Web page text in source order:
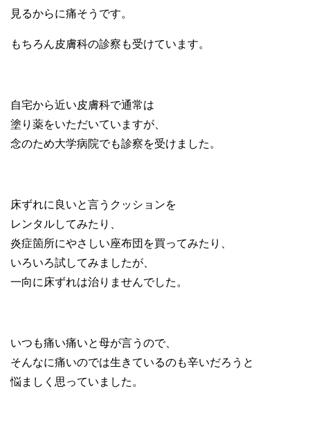
見るからに痛そうです。
もちろん皮膚科の診察も受けています。
自宅から近い皮膚科で通常は
塗り薬をいただいていますが、
念のため大学病院でも診察を受けました。
床ずれに良いと言うクッションを
レンタルしてみたり、
炎症箇所にやさしい座布団を買ってみたり、
いろいろ試してみましたが、
一向に床ずれは治りませんでした。
いつも痛い痛いと母が言うので、
そんなに痛いのでは生きているのも辛いだろうと
悩ましく思っていました。